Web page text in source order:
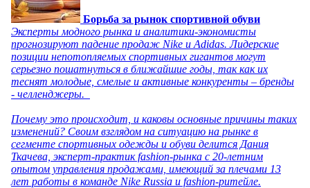
Борьба за рынок спортивной обуви
Эксперты модного рынка и аналитики-экономисты
прогнозируют падение продаж Nike и Adidas. Лидерские
позиции непотопляемых спортивных гигантов могут
серьезно пошатнуться в ближайшие годы, так как их
теснят молодые, смелые и активные конкуренты – бренды
- челленджеры.
Почему это происходит, и каковы основные причины таких
изменений? Своим взглядом на ситуацию на рынке в
сегменте спортивных одежды и обуви делится Дания
Ткачева, эксперт-практик fashion-рынка с 20-летним
опытом управления продажами, имеющий за плечами 13
лет работы в команде Nike Russia и fashion-ритейле.